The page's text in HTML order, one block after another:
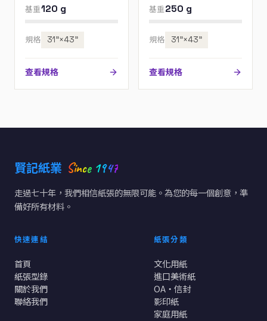
歡迎來電指定色號。
基重120 g
規格 31”×43”
查看規格
來電指定色號。
基重250 g
規格 31”×43”
查看規格
賢記紙業 Since 1947
走過七十年，我們相信紙張的無限可能。為您的每一個創意，準
備好所有材料。
快速連結
首頁
紙張型錄
關於我們
聯絡我們
紙張分類
文化用紙
進口美術紙
OA・信封
影印紙
家庭用紙